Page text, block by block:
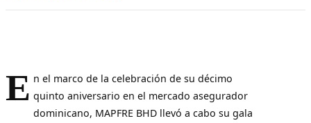
E n el marco de la celebración de su décimo
quinto aniversario en el mercado asegurador
dominicano, MAPFRE BHD llevó a cabo su gala